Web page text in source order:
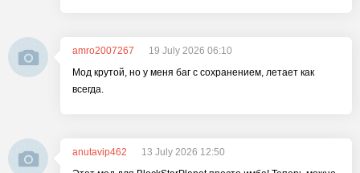
amro2007267
19 July 2026 06:10
Мод крутой, но у меня баг с сохранением, летает как
всегда.
anutavip462
13 July 2026 12:50